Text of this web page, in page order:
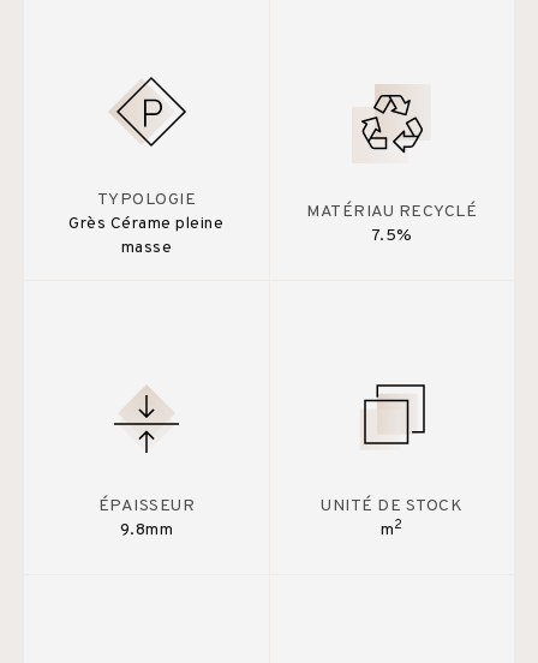
TYPOLOGIE
Grès Cérame pleine
masse
MATÉRIAU RECYCLÉ
7.5%
ÉPAISSEUR
9.8mm
UNITÉ DE STOCK
m2